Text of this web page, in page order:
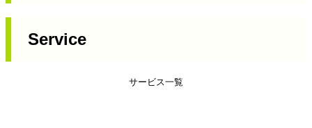
Service
サービス一覧